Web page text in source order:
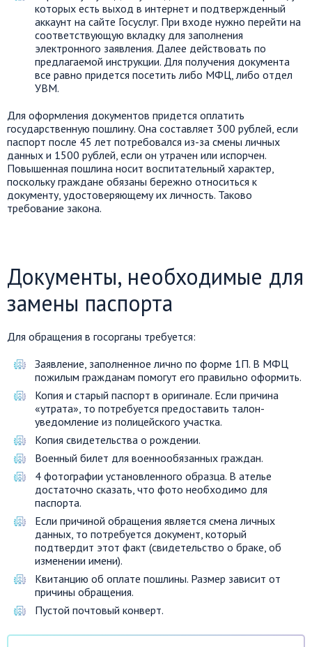
которых есть выход в интернет и подтвержденный
аккаунт на сайте Госуслуг. При входе нужно перейти на
соответствующую вкладку для заполнения
электронного заявления. Далее действовать по
предлагаемой инструкции. Для получения документа
все равно придется посетить либо МФЦ, либо отдел
УВМ.
Для оформления документов придется оплатить
государственную пошлину. Она составляет 300 рублей, если
паспорт после 45 лет потребовался из-за смены личных
данных и 1500 рублей, если он утрачен или испорчен.
Повышенная пошлина носит воспитательный характер,
поскольку граждане обязаны бережно относиться к
документу, удостоверяющему их личность. Таково
требование закона.
Документы, необходимые для
замены паспорта
Для обращения в госорганы требуется:
Заявление, заполненное лично по форме 1П. В МФЦ
пожилым гражданам помогут его правильно оформить.
Копия и старый паспорт в оригинале. Если причина
«утрата», то потребуется предоставить талон-
уведомление из полицейского участка.
Копия свидетельства о рождении.
Военный билет для военнообязанных граждан.
4 фотографии установленного образца. В ателье
достаточно сказать, что фото необходимо для
паспорта.
Если причиной обращения является смена личных
данных, то потребуется документ, который
подтвердит этот факт (свидетельство о браке, об
изменении имени).
Квитанцию об оплате пошлины. Размер зависит от
причины обращения.
Пустой почтовый конверт.